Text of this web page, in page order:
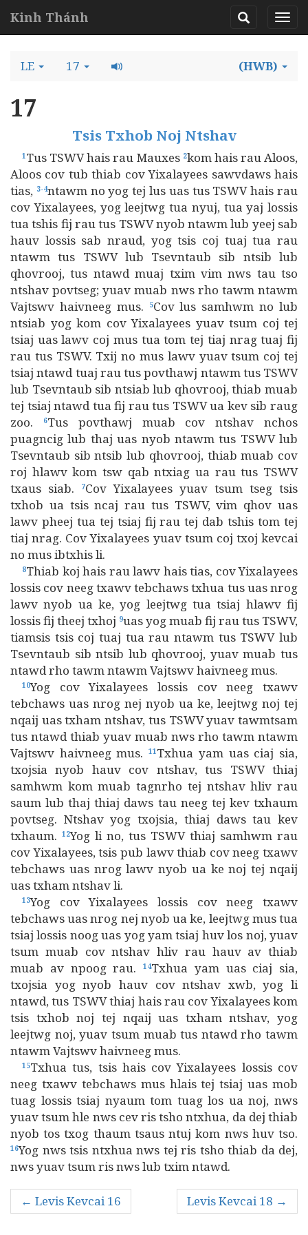
Kinh Thánh
LE 17 (HWB)
17
Tsis Txhob Noj Ntshav
1Tus TSWV hais rau Mauxes 2kom hais rau Aloos,
Aloos cov tub thiab cov Yixalayees sawvdaws hais
tias, 3-4ntawm no yog tej lus uas tus TSWV hais rau
cov Yixalayees, yog leejtwg tua nyuj, tua yaj lossis
tua tshis fij rau tus TSWV nyob ntawm lub yeej sab
hauv lossis sab nraud, yog tsis coj tuaj tua rau
ntawm tus TSWV lub Tsevntaub sib ntsib lub
qhovrooj, tus ntawd muaj txim vim nws tau tso
ntshav povtseg; yuav muab nws rho tawm ntawm
Vajtswv haivneeg mus.
5Cov lus samhwm no lub
ntsiab yog kom cov Yixalayees yuav tsum coj tej
tsiaj uas lawv coj mus tua tom tej tiaj nrag tuaj fij
rau tus TSWV. Txij no mus lawv yuav tsum coj tej
tsiaj ntawd tuaj rau tus povthawj ntawm tus TSWV
lub Tsevntaub sib ntsiab lub qhovrooj, thiab muab
tej tsiaj ntawd tua fij rau tus TSWV ua kev sib raug
zoo.
6Tus povthawj muab cov ntshav nchos
puagncig lub thaj uas nyob ntawm tus TSWV lub
Tsevntaub sib ntsib lub qhovrooj, thiab muab cov
roj hlawv kom tsw qab ntxiag ua rau tus TSWV
txaus siab.
7Cov Yixalayees yuav tsum tseg tsis
txhob ua tsis ncaj rau tus TSWV, vim qhov uas
lawv pheej tua tej tsiaj fij rau tej dab tshis tom tej
tiaj nrag. Cov Yixalayees yuav tsum coj txoj kevcai
no mus ibtxhis li.
8Thiab koj hais rau lawv hais tias, cov Yixalayees
lossis cov neeg txawv tebchaws txhua tus uas nrog
lawv nyob ua ke, yog leejtwg tua tsiaj hlawv fij
lossis fij theej txhoj 9uas yog muab fij rau tus TSWV,
tiamsis tsis coj tuaj tua rau ntawm tus TSWV lub
Tsevntaub sib ntsib lub qhovrooj, yuav muab tus
ntawd rho tawm ntawm Vajtswv haivneeg mus.
10Yog cov Yixalayees lossis cov neeg txawv
tebchaws uas nrog nej nyob ua ke, leejtwg noj tej
nqaij uas txham ntshav, tus TSWV yuav tawmtsam
tus ntawd thiab yuav muab nws rho tawm ntawm
Vajtswv haivneeg mus.11Txhua yam uas ciaj sia,
txojsia nyob hauv cov ntshav, tus TSWV thiaj
samhwm kom muab tagnrho tej ntshav hliv rau
saum lub thaj thiaj daws tau neeg tej kev txhaum
povtseg. Ntshav yog txojsia, thiaj daws tau kev
txhaum. 12Yog li no, tus TSWV thiaj samhwm rau
cov Yixalayees, tsis pub lawv thiab cov neeg txawv
tebchaws uas nrog lawv nyob ua ke noj tej nqaij
uas txham ntshav li.
13Yog cov Yixalayees lossis cov neeg txawv
tebchaws uas nrog nej nyob ua ke, leejtwg mus tua
tsiaj lossis noog uas yog yam tsiaj huv los noj, yuav
tsum muab cov ntshav hliv rau hauv av thiab
muab av npoog rau.
14Txhua yam uas ciaj sia,
txojsia yog nyob hauv cov ntshav xwb, yog li
ntawd, tus TSWV thiaj hais rau cov Yixalayees kom
tsis txhob noj tej nqaij uas txham ntshav, yog
leejtwg noj, yuav tsum muab tus ntawd rho tawm
ntawm Vajtswv haivneeg mus.
15Txhua tus, tsis hais cov Yixalayees lossis cov
neeg txawv tebchaws mus hlais tej tsiaj uas mob
tuag lossis tsiaj nyaum tom tuag los ua noj, nws
yuav tsum hle nws cev ris tsho ntxhua, da dej thiab
nyob tos txog thaum tsaus ntuj kom nws huv tso.
16Yog nws tsis ntxhua nws tej ris tsho thiab da dej,
nws yuav tsum ris nws lub txim ntawd.
← Levis Kevcai 16 Levis Kevcai 18 →